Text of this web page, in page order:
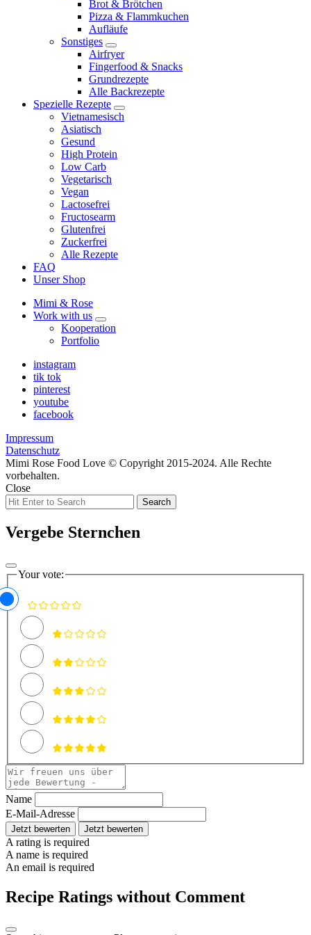
child
menu
Brot & Brötchen
Pizza & Flammkuchen
Aufläufe
Sonstiges
expand
child
menu
Airfryer
Fingerfood & Snacks
Grundrezepte
Alle Backrezepte
Spezielle Rezepte
expand
child
Vietnamesisch
Asiatisch
Gesund
High Protein
Low Carb
Vegetarisch
Vegan
Lactosefrei
Fructosearm
Glutenfrei
Zuckerfrei
Alle Rezepte
FAQ
Unser Shop
Mimi & Rose
Work with us
expand
child
Kooperation
Portfolio
instagram
tik tok
pinterest
youtube
facebook
Impressum
Datenschutz
Mimi Rose Food Love © Copyright 2015-2024. Alle Rechte
vorbehalten.
Close
Search
for:
Search
Vergebe Sternchen
Your vote:
Name
E-Mail-Adresse
Jetzt bewerten Jetzt bewerten
A rating is required
A name is required
An email is required
Recipe Ratings without Comment